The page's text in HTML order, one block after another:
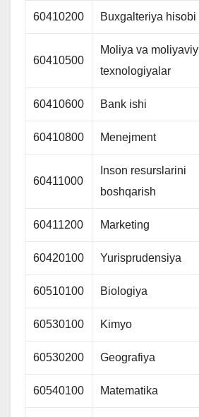
60410200 Buxgalteriya hisobi
60410500
Moliya va moliyaviy
texnologiyalar
60410600 Bank ishi
60410800 Menejment
60411000
Inson resurslarini
boshqarish
60411200 Marketing
60420100 Yurisprudensiya
60510100 Biologiya
60530100 Kimyo
60530200 Geografiya
60540100 Matematika